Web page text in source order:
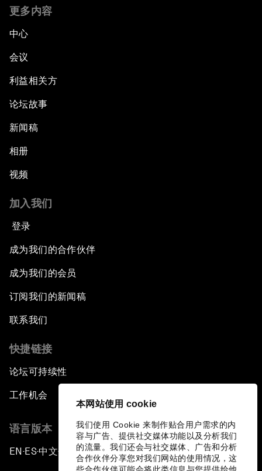
本网站使用 cookie
我们使用 Cookie 来制作贴合用户需求的内
容与广告、提供社交媒体功能以及分析我们
的流量。我们还会与社交媒体、广告和分析
合作伙伴分享您对我们网站的使用情况，这
更多内容
中心
会议
利益相关方
论坛故事
新闻稿
相册
视频
加入我们
登录
成为我们的合作伙伴
成为我们的会员
订阅我们的新闻稿
联系我们
快捷链接
论坛可持续性
工作机会
语言版本
EN ▪ES▪中文▪ 日本語